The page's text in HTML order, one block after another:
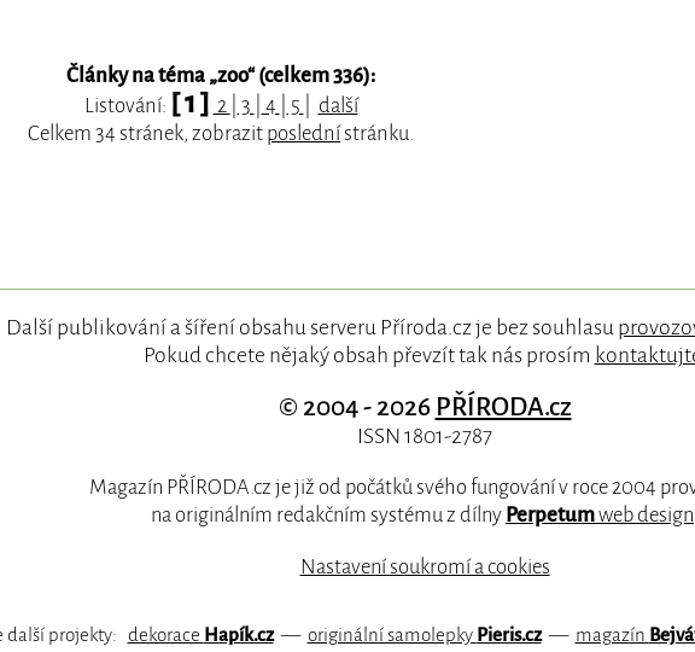
Články na téma „zoo“ (celkem 336):
Listování: [ 1 ] 2 3 4 5
další
Celkem 34 stránek, zobrazit poslednístránku.
Další publikování a šíření obsahu serveru Příroda.cz je bez souhlasu
Pokud chcete nějaký obsah převzít tak nás prosím
© 2004 - 2026 PŘÍRODA.cz
ISSN 1801-2787
Magazín PŘÍRODA.cz je již od počátků svého fungování v roce 2004
na originálním redakčním systému z dílny Perpetumweb design
Nastavení soukromí a cookies
další projekty: dekorace Hapík.cz— originální samolepky Pieris.cz— magazín